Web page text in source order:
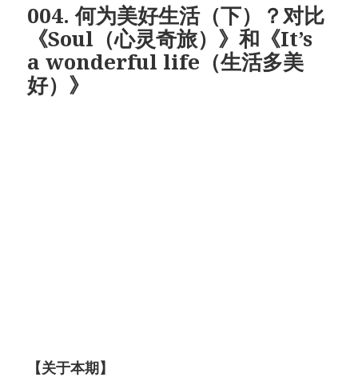
004. 何为美好生活（下）？对比
《Soul（心灵奇旅）》和《It’s
a wonderful life（生活多美
好）》
【关于本期】